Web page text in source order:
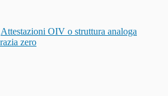
Attestazioni OIV o struttura analoga
zero